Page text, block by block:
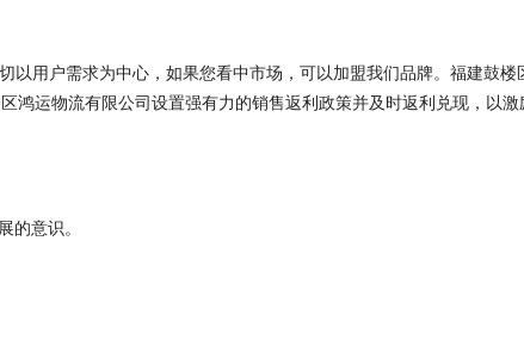
以用户需求为中心，如果您看中市场，可以加盟我们品牌。福建鼓
鸿运物流有限公司设置强有力的销售返利政策并及时返利兑现，以
的意识。